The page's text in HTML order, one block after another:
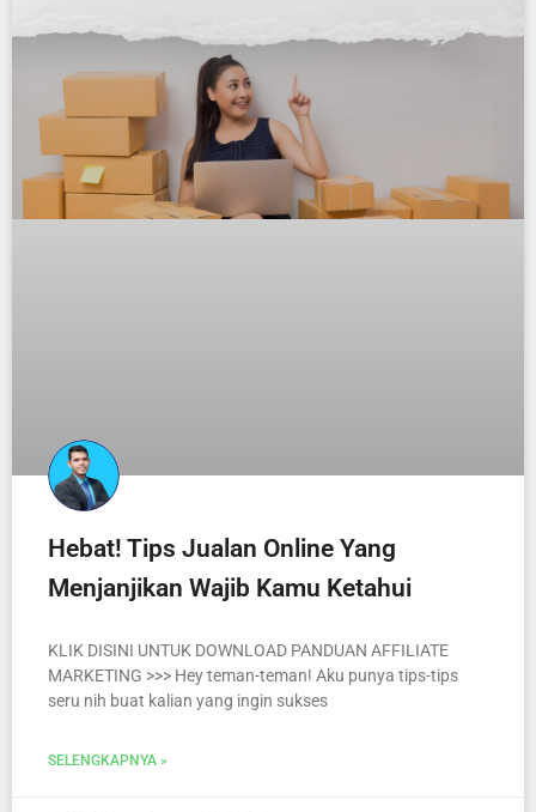
Hebat! Tips Jualan Online Yang
Menjanjikan Wajib Kamu Ketahui
KLIK DISINI UNTUK DOWNLOAD PANDUAN AFFILIATE
MARKETING >>> Hey teman-teman! Aku punya tips-tips
seru nih buat kalian yang ingin sukses
SELENGKAPNYA »